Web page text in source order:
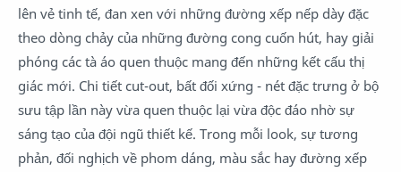
lên vẻ tinh tế, đan xen với những đường xếp nếp dày đặc
theo dòng chảy của những đường cong cuốn hút, hay giải
phóng các tà áo quen thuộc mang đến những kết cấu thị
giác mới. Chi tiết cut-out, bất đối xứng - nét đặc trưng ở bộ
sưu tập lần này vừa quen thuộc lại vừa độc đáo nhờ sự
sáng tạo của đội ngũ thiết kế. Trong mỗi look, sự tương
phản, đối nghịch về phom dáng, màu sắc hay đường xếp